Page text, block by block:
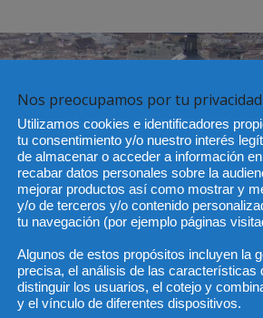
Nos preocupamos por tu privacidad
Utilizamos cookies e identificadores
tu consentimiento y/o nuestro interés
de almacenar o acceder a información
recabar datos personales sobre la
mejorar productos así como mostrar y
y/o de terceros y/o contenido
tu navegación (por ejemplo páginas
Algunos de estos propósitos incluyen la
precisa, el análisis de las características
distinguir los usuarios, el cotejo y
y el vínculo de diferentes dispositivos.